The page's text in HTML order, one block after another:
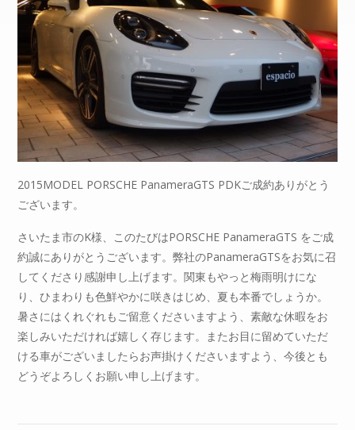
2015MODEL PORSCHE PanameraGTS PDKご成約ありがとう
ございます。
さいたま市のK様、このたびはPORSCHE PanameraGTS をご成
約誠にありがとうございます。弊社のPanameraGTSをお気に召
してくださり感謝申し上げます。関東もやっと梅雨明けにな
り、ひまわりも色鮮やかに咲きはじめ、夏も本番でしょうか。
暑さにはくれぐれもご留意くださいますよう、素敵な休暇をお
楽しみいただければ嬉しく存じます。またお目に留めていただ
ける車がございましたらお声掛けくださいますよう、今後とも
どうぞよろしくお願い申し上げます。